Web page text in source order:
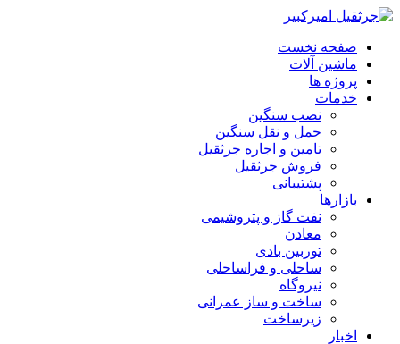
صفحه نخست
ماشین آلات
پروژه ها
خدمات
نصب سنگین
حمل و نقل سنگین
تامین و اجاره جرثقیل
فروش جرثقیل
پشتیبانی
بازارها
نفت گاز و پتروشیمی
معادن
توربین بادی
ساحلی و فراساحلی
نیروگاه
ساخت و ساز عمرانی
زیرساخت
اخبار